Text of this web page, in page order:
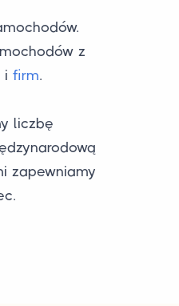
z
i firm.
liczbę
zapewniamy